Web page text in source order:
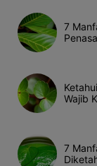
7
Wajib
7